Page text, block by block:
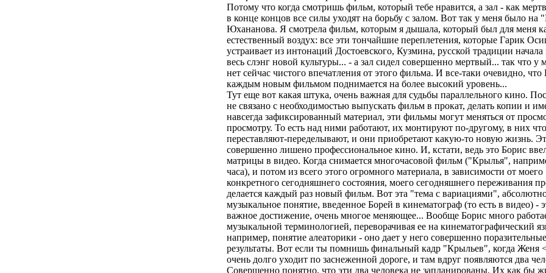
Потому что когда смотришь фильм, который тебе нравится, а зал - как
в конце концов все силы уходят на борьбу с залом. Вот так у меня было на
Юхананова. Я смотрела фильм, которым я дышала, который был для меня
естественный воздух: все эти тончайшие переплетения, которые Гарик
устраивает из интонаций Достоевского, Кузмина, русской традиции
весь слэнг новой культуры... - а зал сидел совершенно мертвый... так что у
нет сейчас чистого впечатления от этого фильма. И все-таки очевидно, что
каждым новым фильмом поднимается на более высокий уровень...
Тут еще вот какая штука, очень важная для судьбы параллельного кино.
не связано с необходимостью выпускать фильм в прокат, делать копии и
навсегда зафиксированный материал, эти фильмы могут меняться от
просмотру. То есть над ними работают, их монтируют по-другому, в них
переставляют-переделывают, и они приобретают какую-то новую жизнь.
совершенно лишено профессиональное кино. И, кстати, ведь это Борис
матрицы в видео. Когда снимается многочасовой фильм ("Крылья",
часа), и потом из всего этого огромного материала, в зависимости от моего
конкретного сегодняшнего состояния, моего сегодняшнего переживания
делается каждый раз новый фильм. Вот эта "тема с вариациями",
музыкальное понятие, введенное Борей в кинематограф (то есть в видео) -
важное достижение, очень многое меняющее... Вообще Борис много
музыкальной терминологией, переворачивая ее на кинематографический
например, понятие алеаторики - оно дает у него совершенно поразительные
результаты. Вот если ты помнишь финальный кадр "Крыльев", когда Женя
очень долго уходит по заснеженной дороге, и там вдруг появляются два
Совершенно понятно, что эти два человека не запланированы. Их как бы